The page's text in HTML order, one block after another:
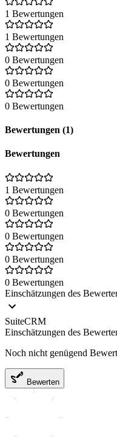
1 Bewertungen
1 Bewertungen
0 Bewertungen
0 Bewertungen
0 Bewertungen
Bewertungen (1)
Bewertungen
1 Bewertungen
0 Bewertungen
0 Bewertungen
0 Bewertungen
0 Bewertungen
Einschätzungen des
SuiteCRM
Einschätzungen des
Noch nicht genügend
Bewerten